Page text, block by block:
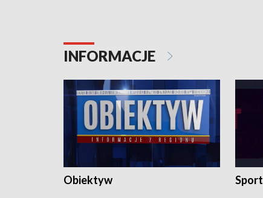
INFORMACJE
Obiektyw Sport